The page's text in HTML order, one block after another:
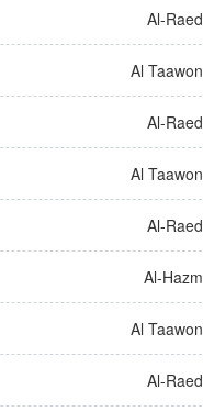
Al-Raed
Al Taawon
Al-Raed
Al Taawon
Al-Raed
Al-Hazm
Al Taawon
Al-Raed